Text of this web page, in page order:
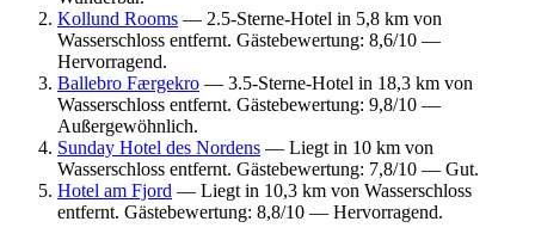
Kollund Rooms — 2.5-Sterne-Hotel in 5,8 km von
Wasserschloss entfernt. Gästebewertung: 8,6/10 —
Hervorragend.
Ballebro Færgekro — 3.5-Sterne-Hotel in 18,3 km von
Wasserschloss entfernt. Gästebewertung: 9,8/10 —
Außergewöhnlich.
Sunday Hotel des Nordens — Liegt in 10 km von
Wasserschloss entfernt. Gästebewertung: 7,8/10 — Gut.
Hotel am Fjord — Liegt in 10,3 km von Wasserschloss
entfernt. Gästebewertung: 8,8/10 — Hervorragend.